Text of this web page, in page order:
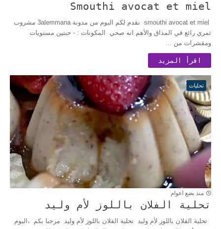
Smouthi avocat et miel
smouthi avocat et miel نقدم لكم اليوم من مدونة 3alemmana مشروب
ثمري رائع في المذاق والأهم انه صحي المكونات : - حبتين مستويات
ومقشرات من ...
اقرأ المزيد
تحليات
منذ بضع اعوام
تحلية الفلان باللوز لأم وليد
تحلية الفلان باللوز لأم وليد تحلية الفلان باللوز لأم وليد مرحبا بكم ،اليوم